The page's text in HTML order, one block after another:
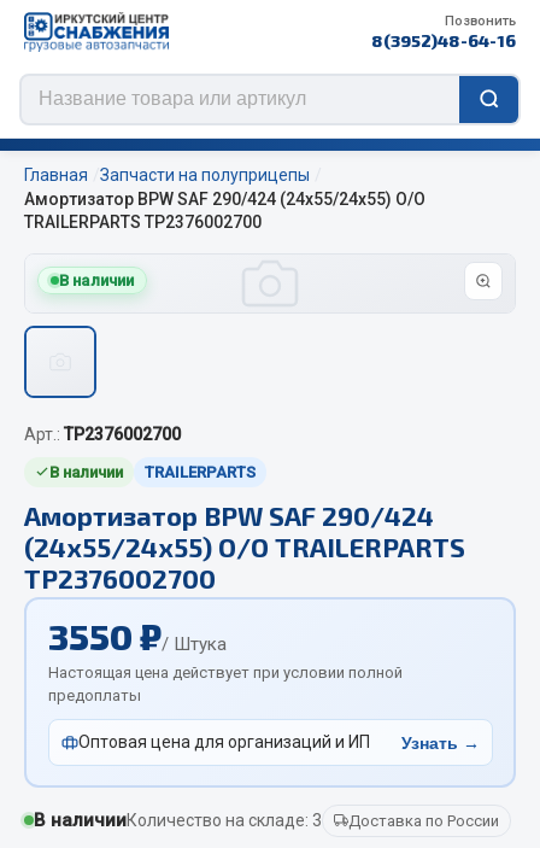
Позвонить
8(3952)48-64-16
ЦЕПИ РОССИЯ
Изготовление цепей на колеса BOHU
QITONG
Весь раздел
Отопители салона, подогреватели
Жидкостные подогреватели
Отопители салона
Подогреватели тосола
Весь раздел
Главная
Запчасти на полуприцепы
Амортизатор BPW SAF 290/424 (24х55/24х55) О/О
TRAILERPARTS TP2376002700
В наличии
Арт.: TP2376002700
В наличии TRAILERPARTS
Амортизатор BPW SAF 290/424
(24х55/24х55) О/О TRAILERPARTS
TP2376002700
3550 ₽/ Штука
Настоящая цена действует при условии полной
предоплаты
Оптовая цена для организаций и ИП Узнать →
В наличииКоличество на складе: 3 Доставка по России